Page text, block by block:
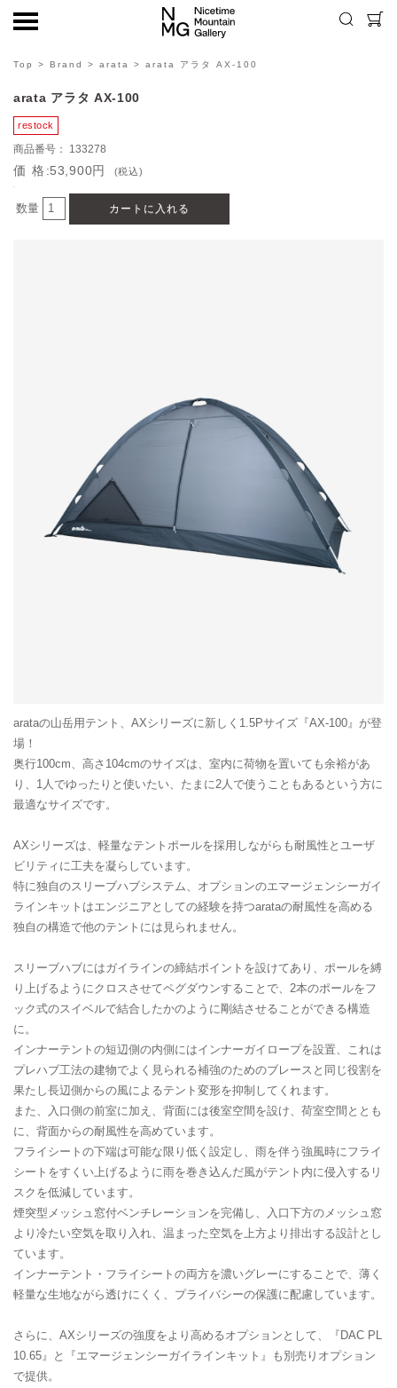
Top > Brand > arata > arata アラタ AX-100
arata アラタ AX-100
133278
価格53,900円 (税込)
数量
arataの山岳用テント、AXシリーズに新しく1.5Pサイズ『AX-100』が登
場！
奥行100cm、高さ104cmのサイズは、室内に荷物を置いても余裕があ
り、1人でゆったりと使いたい、たまに2人で使うこともあるという方に
最適なサイズです。
AXシリーズは、軽量なテントポールを採用しながらも耐風性とユーザ
ビリティに工夫を凝らしています。
特に独自のスリーブハブシステム、オプションのエマージェンシーガイ
ラインキットはエンジニアとしての経験を持つarataの耐風性を高める
独自の構造で他のテントには見られません。
スリーブハブにはガイラインの締結ポイントを設けてあり、ポールを縛
り上げるようにクロスさせてペグダウンすることで、2本のポールをフ
ック式のスイベルで結合したかのように剛結させることができる構造
に。
インナーテントの短辺側の内側にはインナーガイロープを設置、これは
プレハブ工法の建物でよく見られる補強のためのブレースと同じ役割を
果たし長辺側からの風によるテント変形を抑制してくれます。
また、入口側の前室に加え、背面には後室空間を設け、荷室空間ととも
に、背面からの耐風性を高めています。
フライシートの下端は可能な限り低く設定し、雨を伴う強風時にフライ
シートをすくい上げるように雨を巻き込んだ風がテント内に侵入するリ
スクを低減しています。
煙突型メッシュ窓付ベンチレーションを完備し、入口下方のメッシュ窓
より冷たい空気を取り入れ、温まった空気を上方より排出する設計とし
ています。
インナーテント・フライシートの両方を濃いグレーにすることで、薄く
軽量な生地ながら透けにくく、プライバシーの保護に配慮しています。
さらに、AXシリーズの強度をより高めるオプションとして、『DAC PL
10.65』と『エマージェンシーガイラインキット』も別売りオプション
で提供。